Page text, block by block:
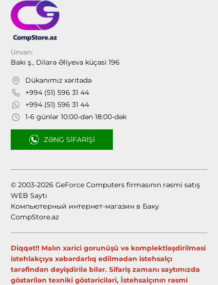
Ünvan:
Bakı ş., Dilarə Əliyeva küçəsi 196
Dükanımız xəritədə
+994 (51) 596 31 44
+994 (51) 596 31 44
1-6 günlər 10:00-dən 18:00-dək
ZƏNG SIFARIŞI
© 2003-2026 GeForce Computers firmasının rəsmi satış
WEB Saytı
Компьютерный интернет-магазин в Баку
CompStore.az
Diqqət!! Malın xarici gorunüşü və komplektləşdirilməsi
istehlakçıya xəbərdarlıq edilmədən istehsalçı
tərəfindən dəyişdirilə bilər. Sifariş zamanı saytımızda
göstərilən texniki göstəriciləri, İstehsalçının rəsmi